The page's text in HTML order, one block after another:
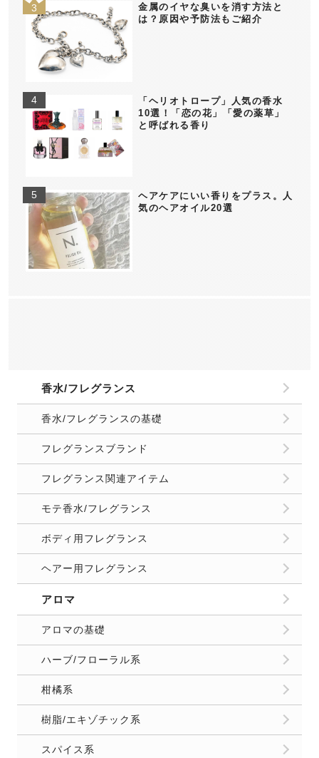
金属のイヤな臭いを消す方法と
は？原因や予防法もご紹介
「ヘリオトロープ」人気の香水
10選！「恋の花」「愛の薬草」
と呼ばれる香り
ヘアケアにいい香りをプラス。人
気のヘアオイル20選
香水/フレグランス
香水/フレグランスの基礎
フレグランスブランド
フレグランス関連アイテム
モテ香水/フレグランス
ボディ用フレグランス
ヘアー用フレグランス
アロマ
アロマの基礎
ハーブ/フローラル系
柑橘系
樹脂/エキゾチック系
スパイス系